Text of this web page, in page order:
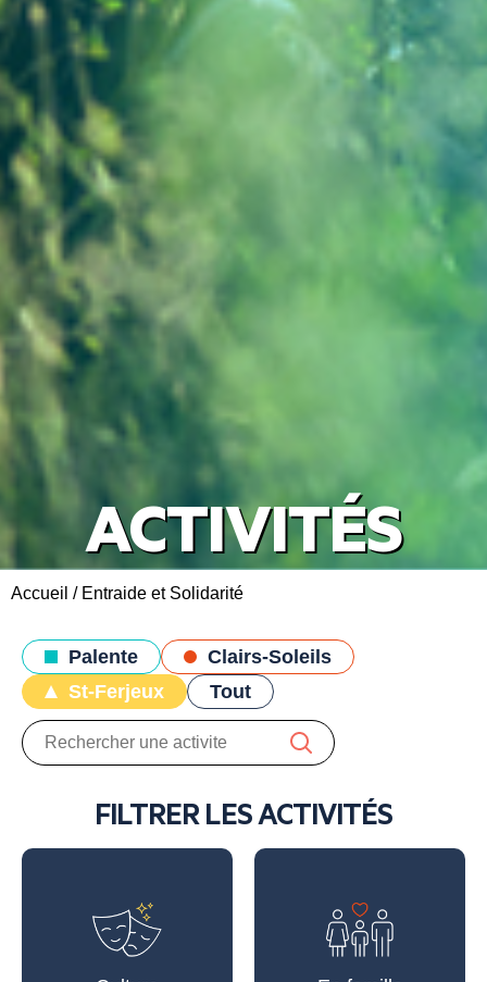
ACTIVITÉS
Accueil / Entraide et Solidarité
Palente
Clairs-Soleils
St-Ferjeux
Tout
FILTRER LES ACTIVITÉS